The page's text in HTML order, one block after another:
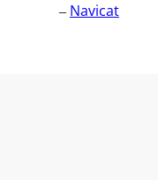
– Navicat